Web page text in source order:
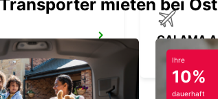
CALAMA
CALAMA -
mieten bei
Ihre
10%
dauerhaft